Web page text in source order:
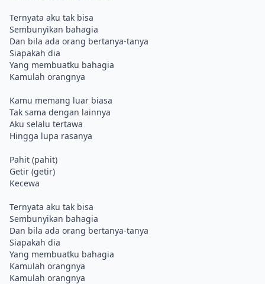
Ternyata aku tak bisa
Sembunyikan bahagia
Dan bila ada orang bertanya-tanya
Siapakah dia
Yang membuatku bahagia
Kamulah orangnya
Kamu memang luar biasa
Tak sama dengan lainnya
Aku selalu tertawa
Hingga lupa rasanya
Pahit (pahit)
Getir (getir)
Kecewa
Ternyata aku tak bisa
Sembunyikan bahagia
Dan bila ada orang bertanya-tanya
Siapakah dia
Yang membuatku bahagia
Kamulah orangnya
Kamulah orangnya